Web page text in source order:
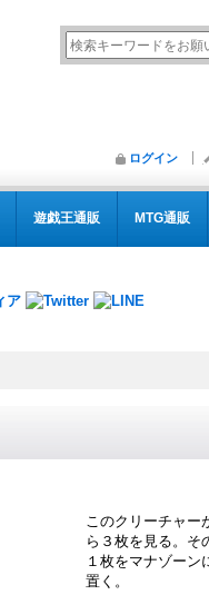
ログイン
遊戯王通販 MTG通販
このクリーチャー
ら３枚を見る。そ
１枚をマナゾーン
置く。